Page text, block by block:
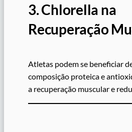
3. Chlorella na
Recuperação
Atletas podem se beneficiar
composição proteica e
a recuperação muscular e